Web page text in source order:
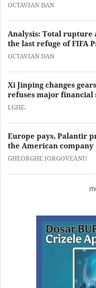
OCTAVIAN DAN
Analysis: Total rupture
the last refuge of FIFA
OCTAVIAN DAN
Xi Jinping changes
refuses major financial
I.GHE.
Europe pays, Palantir
the American company
GHEORGHE IORGOVEANU